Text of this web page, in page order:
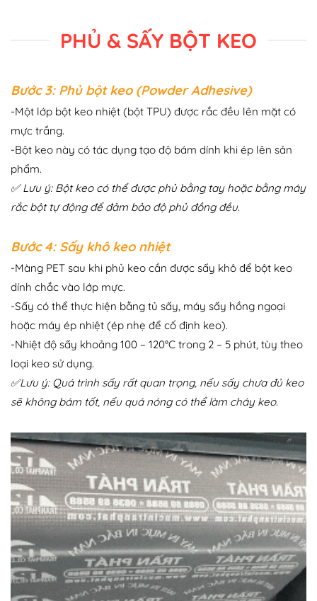
PHỦ & SẤY BỘT KEO
Bước 3: Phủ bột keo (Powder Adhesive)
-Một lớp bột keo nhiệt (bột TPU) được rắc đều lên mặt có
mực trắng.
-Bột keo này có tác dụng tạo độ bám dính khi ép lên sản
phẩm.
✅ Lưu ý: Bột keo có thể được phủ bằng tay hoặc bằng máy
rắc bột tự động để đảm bảo độ phủ đồng đều.
Bước 4: Sấy khô keo nhiệt
-Màng PET sau khi phủ keo cần được sấy khô để bột keo
dính chắc vào lớp mực.
-Sấy có thể thực hiện bằng tủ sấy, máy sấy hồng ngoại
hoặc máy ép nhiệt (ép nhẹ để cố định keo).
-Nhiệt độ sấy khoảng 100 – 120°C trong 2 – 5 phút, tùy theo
loại keo sử dụng.
✅Lưu ý: Quá trình sấy rất quan trọng, nếu sấy chưa đủ keo
sẽ không bám tốt, nếu quá nóng có thể làm cháy keo.